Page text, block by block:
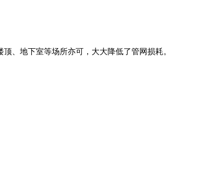
、地下室等场所亦可，大大降低了管网损耗。